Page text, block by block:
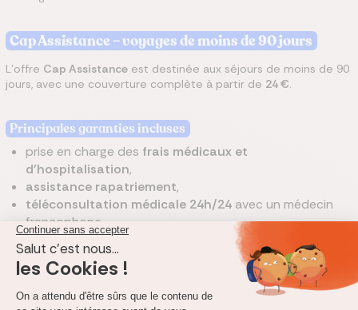
Cap Assistance – voyages de moins de 90 jours
L’offre Cap Assistance est destinée aux séjours de moins de 90
jours, avec une couverture complète à partir de 24 €.
Principales garanties incluses
prise en charge des frais médicaux et
d’hospitalisation,
assistance rapatriement,
téléconsultation médicale 24h/24avec un médecin
francophone,
optionannulation selon la formule choisie.
Services associés
application mobile Chapkapermettant :